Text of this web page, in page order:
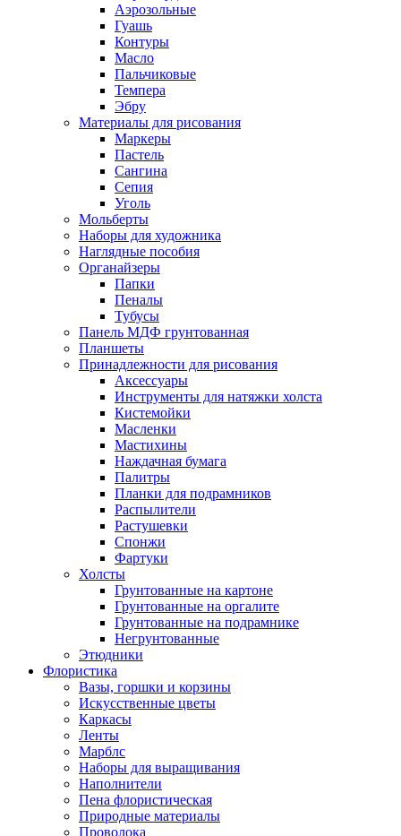
Аэрозольные
Гуашь
Контуры
Масло
Пальчиковые
Темпера
Эбру
Материалы для рисования
Маркеры
Пастель
Сангина
Сепия
Уголь
Мольберты
Наборы для художника
Наглядные пособия
Органайзеры
Папки
Пеналы
Тубусы
Панель МДФ грунтованная
Планшеты
Принадлежности для рисования
Аксессуары
Инструменты для натяжки холста
Кистемойки
Масленки
Мастихины
Наждачная бумага
Палитры
Планки для подрамников
Распылители
Растушевки
Спонжи
Фартуки
Холсты
Грунтованные на картоне
Грунтованные на оргалите
Грунтованные на подрамнике
Негрунтованные
Этюдники
Флористика
Вазы, горшки и корзины
Искусственные цветы
Каркасы
Ленты
Марблс
Наборы для выращивания
Наполнители
Пена флористическая
Природные материалы
Проволока